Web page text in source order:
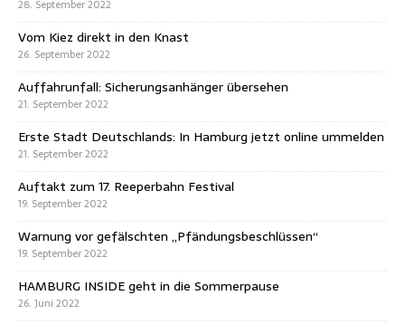
28. September 2022
Vom Kiez direkt in den Knast
26. September 2022
Auffahrunfall: Sicherungsanhänger übersehen
21. September 2022
Erste Stadt Deutschlands: In Hamburg jetzt online ummelden
21. September 2022
Auftakt zum 17. Reeperbahn Festival
19. September 2022
Warnung vor gefälschten „Pfändungsbeschlüssen“
19. September 2022
HAMBURG INSIDE geht in die Sommerpause
26. Juni 2022